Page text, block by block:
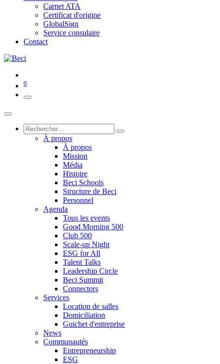
Carnet ATA
Certificat d'origine
GlobalSign
Service consulaire
Contact
0
À propos
À propos
Mission
Média
Histoire
Beci Schools
Structure de Beci
Personnel
Agenda
Tous les events
Good Morning 500
Club 500
Scale-up Night
ESG for All
Talent Talks
Leadership Circle
Beci Summit
Connectors
Services
Location de salles
Domiciliation
Guichet d'entreprise
News
Communautés
Entrepreneurship
ESG